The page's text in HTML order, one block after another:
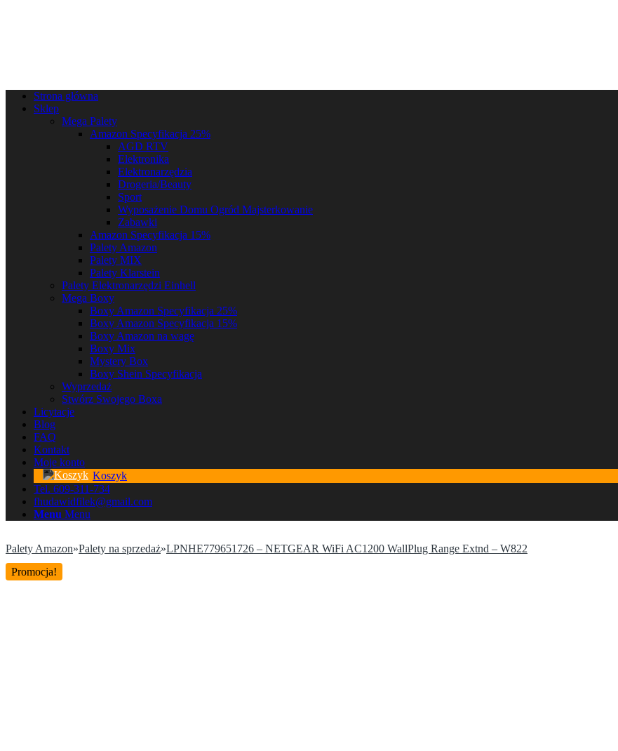
Strona główna
Sklep
Mega Palety
Amazon Specyfikacja 25%
AGD RTV
Elektronika
Elektronarzędzia
Drogeria/Beauty
Sport
Wyposażenie Domu Ogród Majsterkowanie
Zabawki
Amazon Specyfikacja 15%
Palety Amazon
Palety MIX
Palety Klarstein
Palety Elektronarzędzi Einhell
Mega Boxy
Boxy Amazon Specyfikacja 25%
Boxy Amazon Specyfikacja 15%
Boxy Amazon na wagę
Boxy Mix
Mystery Box
Boxy Shein Specyfikacja
Wyprzedaż
Stwórz Swojego Boxa
Licytacje
Blog
FAQ
Kontakt
Moje konto
Koszyk
Tel. 609-311-734
fhudawidfilek@gmail.com
Menu Menu
Palety Amazon»Palety na sprzedaż»LPNHE779651726 – NETGEAR WiFi AC1200 WallPlug Range Extnd – W822
Promocja!